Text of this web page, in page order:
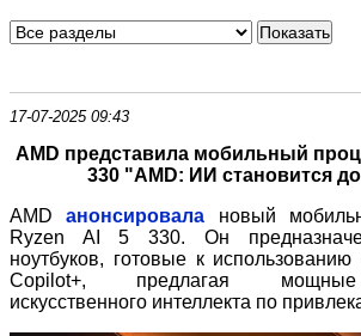
Программное
17-07-2025 09:43
AMD представила мобильный
330 "AMD: ИИ становится
AMDанонсировала новый
Ryzen AI 5 330. Он
ноутбуков, готовые к
Copilot+, предлагая мощные
искусственного интеллекта по